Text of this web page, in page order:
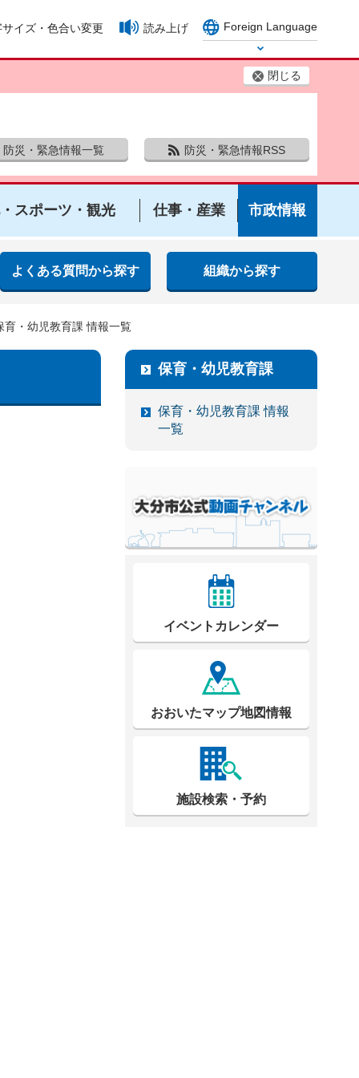
閉じる
防災・緊急情報一覧 防災・緊急情報RSS
イズ・色合い変更 読み上げ
Foreign Language
Select Language
スポーツ・観光 仕事・産業 市政情報
よくある質問から探す 組織から探す
・幼児教育課 情報一覧
保育・幼児教育課
保育・幼児教育課 情報
一覧
イベントカレンダー
おおいたマップ地図情報
施設検索・予約